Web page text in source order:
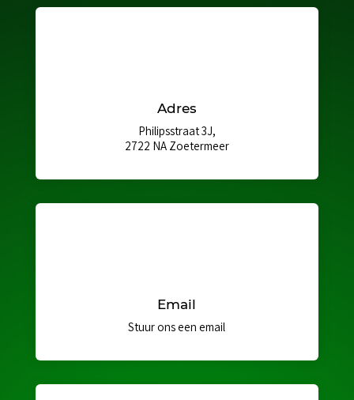
Adres
Philipsstraat 3J,
2722 NA Zoetermeer
Email
Stuur ons een email